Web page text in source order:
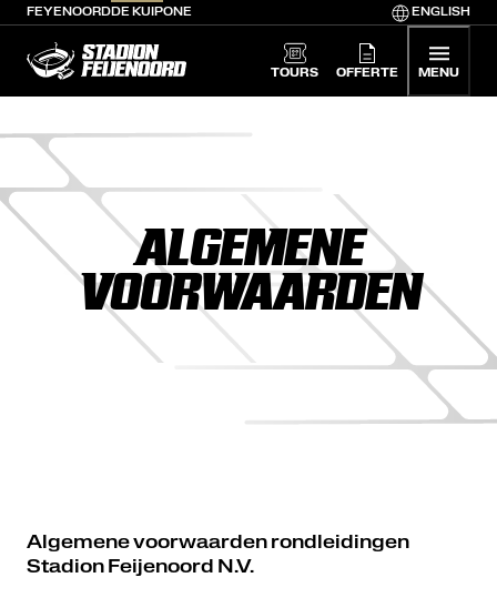
FEYENOORDDE KUIPONE ENGLISH
MENU
TOURS OFFERTE
ALGEMENE
VOORWAARDEN
Algemene voorwaarden rondleidingen
Stadion Feijenoord N.V.